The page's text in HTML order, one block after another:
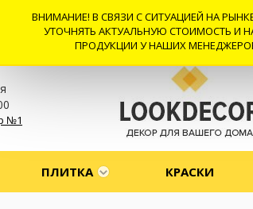
И ДОСТАВКА СОТРУДНИЧЕСТВО КОНТАКТЫ
№1
ПЛИТКА КРАСКИ
ВНИМАНИЕ! В СВЯЗИ С СИТУАЦИЕЙ НА
УТОЧНЯТЬ АКТУАЛЬНУЮ СТОИМОСТЬ И
ПРОДУКЦИИ У НАШИХ